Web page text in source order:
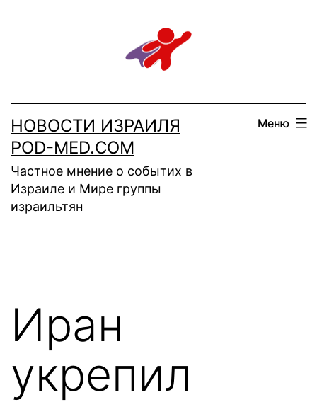
НОВОСТИ ИЗРАИЛЯ
POD-MED.COM
Частное мнение о событих в
Израиле и Мире группы
израильтян
Меню
Иран
укрепил